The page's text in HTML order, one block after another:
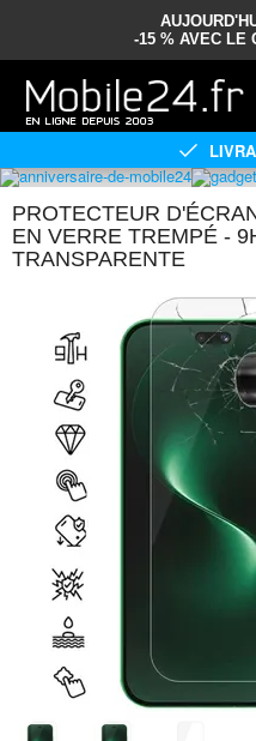
-15 % AVEC LE
PROTECTEUR
EN VERRE TREMPÉ -
TRANSPARENTE